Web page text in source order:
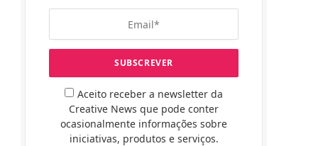
Aceito receber a newsletter da
Creative News que pode conter
ocasionalmente informações sobre
iniciativas, produtos e serviços.